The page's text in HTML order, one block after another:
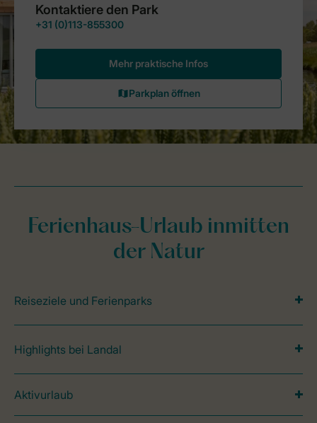
Ferienhaus-Urlaub inmitten
der Natur
Reiseziele und Ferienparks
Highlights bei Landal
Aktivurlaub